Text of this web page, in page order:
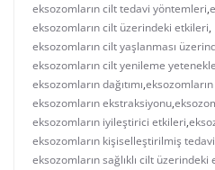
eksozomların cilt tedavi yöntemleri,
eksozomların cilt üzerindeki etkileri,
eksozomların cilt yaşlanması
eksozomların cilt yenileme
eksozomların dağıtımı,eksozomların
eksozomların ekstraksiyonu,
eksozomların iyileştirici etkileri,
eksozomların kişiselleştirilmiş
eksozomların sağlıklı cilt üzerindeki